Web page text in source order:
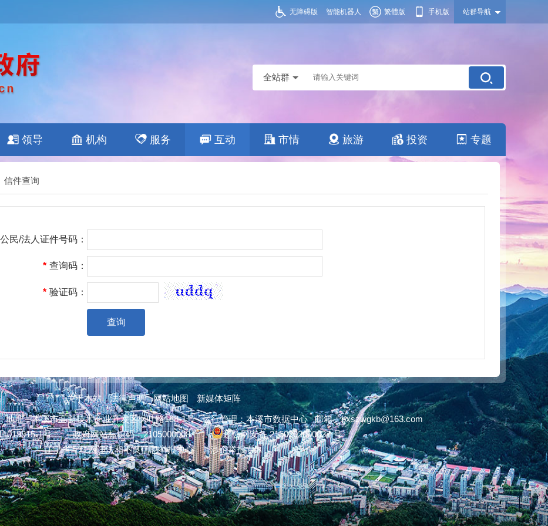
站群导航
无障碍版 智能机器人 繁體版 手机版
领导 机构 服务 互动 市情 旅游 投资 专题
全站群
信件查询
公民/法人证件号码：
* 查询码：
* 验证码：
查询
关于本站 法律声明 网站地图 新媒体矩阵
址：本溪市高新技术产业开发区枫叶路188-1号 运行管理：本溪市数据中心 邮箱：bxszwgkb@163.com
1号政府网站标识码：2105000008
辽公网安备 2150202000037 号
辽宁省互联网违法和不良信息举报中心
涉企举报专区